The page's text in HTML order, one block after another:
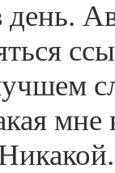
день.
мне